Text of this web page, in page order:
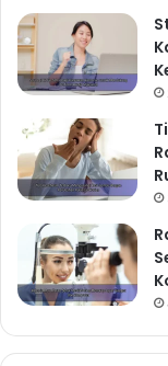
Berikan
untuk meminta
Komunikasi
untuk
Work-
Menemukan
kehidupan